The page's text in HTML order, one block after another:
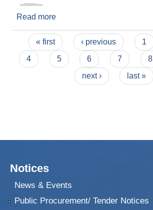
Read more
Pages
« first ‹ previous 1
4
5 6 7 8
next ›
last »
Notices
News & Events
Public Procurement/ Tender Notices